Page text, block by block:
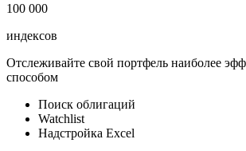
100 000
индексов
Отслеживайте свой портфель наиболее
способом
Поиск облигаций
Watchlist
Надстройка Excel